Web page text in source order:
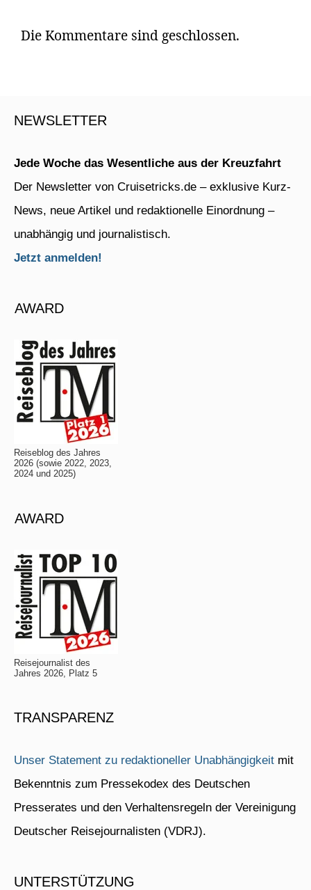
Die Kommentare sind geschlossen.
NEWSLETTER
Jede Woche das Wesentliche aus der Kreuzfahrt
Der Newsletter von Cruisetricks.de – exklusive Kurz-
News, neue Artikel und redaktionelle Einordnung –
unabhängig und journalistisch.
Jetzt anmelden!
AWARD
Reiseblog des Jahres
2026 (sowie 2022, 2023,
2024 und 2025)
AWARD
Reisejournalist des
Jahres 2026, Platz 5
TRANSPARENZ
Unser Statement zu redaktioneller Unabhängigkeit mit
Bekenntnis zum Pressekodex des Deutschen
Presserates und den Verhaltensregeln der Vereinigung
Deutscher Reisejournalisten (VDRJ).
UNTERSTÜTZUNG